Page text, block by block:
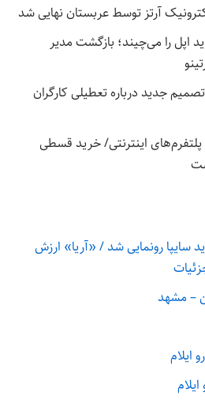
اپل را می‌چیند؛ بازگشت مدیر
جدید درباره تعطیلی کارگران
اینترنتی/ خرید قسطی
سایپا رونمایی شد / «آریا» ارزش
– مشهد
ایلام